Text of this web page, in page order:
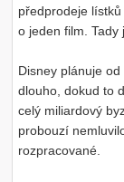
předprodeje
o jeden film.
Disney plánuje
dlouho, dokud to
celý miliardový
probouzí
rozpracované.